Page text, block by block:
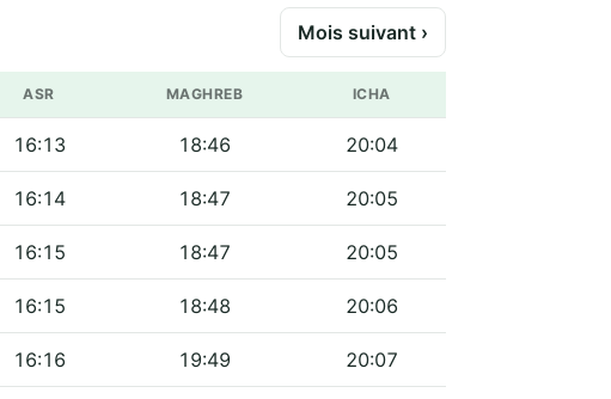
Mois suivant ›
ASR MAGHREB ICHA
16:13 18:46 20:04
16:14 18:47 20:05
16:15 18:47 20:05
16:15 18:48 20:06
16:16 19:49 20:07